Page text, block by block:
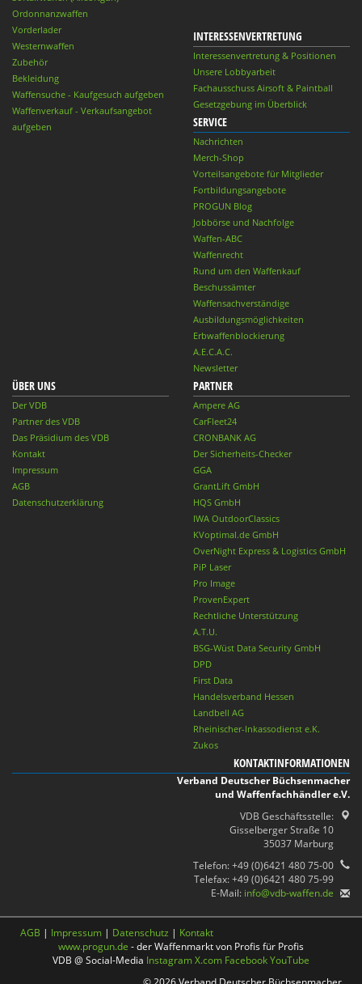
Ordonnanzwaffen
Vorderlader
Westernwaffen
Zubehör
Bekleidung
Waffensuche - Kaufgesuch aufgeben
Waffenverkauf - Verkaufsangebot
aufgeben
INTERESSENVERTRETUNG
Interessenvertretung & Positionen
Unsere Lobbyarbeit
Fachausschuss Airsoft & Paintball
Gesetzgebung im Überblick
SERVICE
Nachrichten
Merch-Shop
Vorteilsangebote für Mitglieder
Fortbildungsangebote
PROGUN Blog
Jobbörse und Nachfolge
Waffen-ABC
Waffenrecht
Rund um den Waffenkauf
Beschussämter
Waffensachverständige
Ausbildungsmöglichkeiten
Erbwaffenblockierung
A.E.C.A.C.
Newsletter
ÜBER UNS
Der VDB
Partner des VDB
Das Präsidium des VDB
Kontakt
Impressum
AGB
Datenschutzerklärung
PARTNER
Ampere AG
CarFleet24
CRONBANK AG
Der Sicherheits-Checker
GGA
GrantLift GmbH
HQS GmbH
IWA OutdoorClassics
KVoptimal.de GmbH
OverNight Express & Logistics GmbH
PiP Laser
Pro Image
ProvenExpert
Rechtliche Unterstützung
A.T.U.
BSG-Wüst Data Security GmbH
DPD
First Data
Handelsverband Hessen
Landbell AG
Rheinischer-Inkassodienst e.K.
Zukos
KONTAKTINFORMATIONEN
Verband Deutscher Büchsenmacher
und Waffenfachhändler e.V.
VDB Geschäftsstelle:
Gisselberger Straße 10
35037 Marburg
Telefon: +49 (0)6421 480 75-00
Telefax: +49 (0)6421 480 75-99
E-Mail: info@vdb-waffen.de
AGB | Impressum | Datenschutz | Kontakt
www.progun.de - der Waffenmarkt von Profis für Profis
VDB @ Social-Media InstagramX.com FacebookYouTube